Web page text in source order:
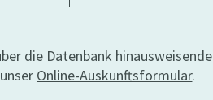
die Datenbank hinausweisende
Online-Auskunftsformular.